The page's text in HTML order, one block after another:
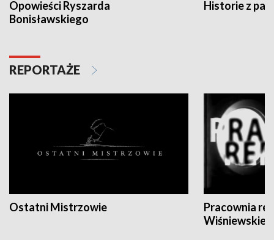
Opowieści Ryszarda
Bonisławskiego
Historie z
REPORTAŻE
Ostatni Mistrzowie
Pracownia